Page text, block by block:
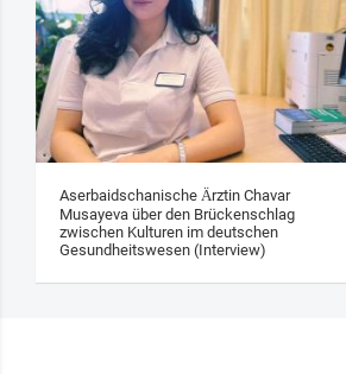
Aserbaidschanische Ärztin Chavar
Musayeva über den Brückenschlag
zwischen Kulturen im deutschen
Gesundheitswesen (Interview)